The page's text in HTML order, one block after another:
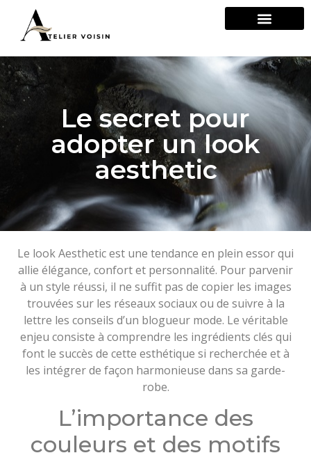
Le secret pour
adopter un look
aesthetic
Le look Aesthetic est une tendance en plein essor qui
allie élégance, confort et personnalité. Pour parvenir
à un style réussi, il ne suffit pas de copier les images
trouvées sur les réseaux sociaux ou de suivre à la
lettre les conseils d’un blogueur mode. Le véritable
enjeu consiste à comprendre les ingrédients clés qui
font le succès de cette esthétique si recherchée et à
les intégrer de façon harmonieuse dans sa garde-
robe.
L’importance des
couleurs et des motifs